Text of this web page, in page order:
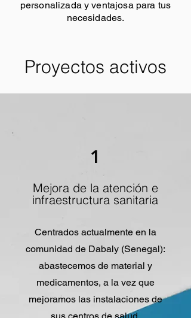
personalizada y ventajosa para tus
necesidades.
Proyectos activos
1
Mejora de la atención e
infraestructura sanitaria
Centrados actualmente en la
comunidad de Dabaly (Senegal):
abastecemos de material y
medicamentos, a la vez que
mejoramos las instalaciones de